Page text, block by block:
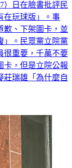
）日在臉書批評民
在玩球版」。事
歉、下架圖卡，並
」。民眾黨立院黨
很重要，千萬不要
卡，但是立院公報
莊瑞雄「為什麼自